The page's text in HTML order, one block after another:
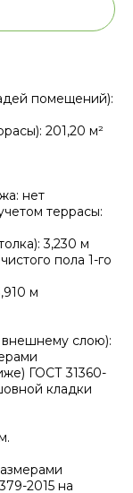
помещений):
201,20 м²
нет
террасы:
3,230 м
пола 1-го
м
слою):
ГОСТ 31360-
кладки
2015 на